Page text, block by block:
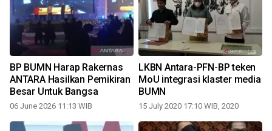
BP BUMN Harap Rakernas
ANTARA Hasilkan Pemikiran
Besar Untuk Bangsa
06 June 2026 11:13 WIB
LKBN Antara-PFN-BP teken
MoU integrasi klaster media
BUMN
15 July 2020 17:10 WIB, 2020